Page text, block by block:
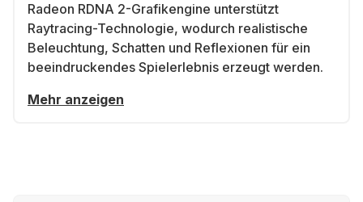
Radeon RDNA 2-Grafikengine unterstützt
Raytracing-Technologie, wodurch realistische
Beleuchtung, Schatten und Reflexionen für ein
beeindruckendes Spielerlebnis erzeugt werden.
Mehr anzeigen